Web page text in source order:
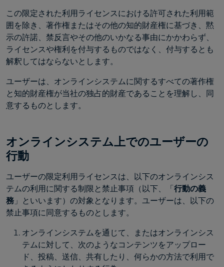
この限定された利用ライセンスにおける許可された利用範
囲を除き、著作権またはその他の知的財産権に基づき、黙
示の許諾、禁反言やその他のいかなる事由にかかわらず、
ライセンスや権利を付与するものではなく、付与するとも
解釈してはならないとします。
ユーザーは、オンラインシステムに関するすべての著作権
と知的財産権が当社の独占的財産であることを理解し、同
意するものとします。
オンラインシステム上でのユーザーの
行動
ユーザーの限定利用ライセンスは、以下のオンラインシス
テムの利用に関する制限と禁止事項（以下、「行動の義
務 」といいます）の対象となります。ユーザーは、以下の
禁止事項に同意するものとします。
オンラインシステムを通じて、またはオンラインシス
テムに対して、次のようなコンテンツをアップロー
ド、投稿、送信、共有したり、何らかの方法で利用で